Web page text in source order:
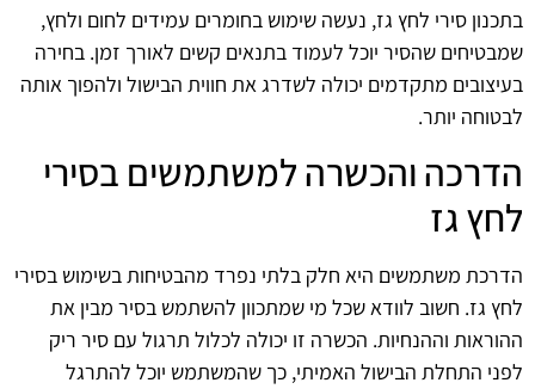
בתכנון סירי לחץ גז, נעשה שימוש בחומרים עמידים לחום ולחץ,
שמבטיחים שהסיר יוכל לעמוד בתנאים קשים לאורך זמן. בחירה
בעיצובים מתקדמים יכולה לשדרג את חווית הבישול ולהפוך אותה
לבטוחה יותר.
הדרכה והכשרה למשתמשים בסירי
לחץ גז
הדרכת משתמשים היא חלק בלתי נפרד מהבטיחות בשימוש בסירי
לחץ גז. חשוב לוודא שכל מי שמתכוון להשתמש בסיר מבין את
ההוראות וההנחיות. הכשרה זו יכולה לכלול תרגול עם סיר ריק
לפני התחלת הבישול האמיתי, כך שהמשתמש יוכל להתרגל